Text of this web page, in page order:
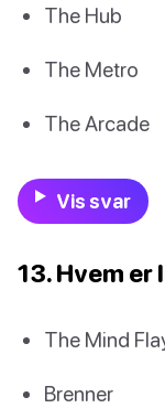
The Hub
The Metro
The Arcade
Vis svar
13. Hvem
The Mind
Brenner